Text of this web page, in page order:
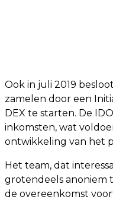
Ook in juli 2019
zamelen door een
DEX te starten. De
inkomsten, wat
ontwikkeling van het
Het team, dat
grotendeels anoniem
de overeenkomst